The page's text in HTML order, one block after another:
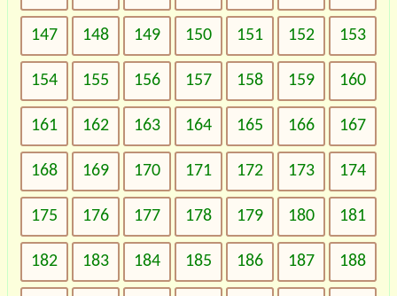
147 148 149 150 151 152 153
154 155 156 157 158 159 160
161 162 163 164 165 166 167
168 169 170 171 172 173 174
175 176 177 178 179 180 181
182 183 184 185 186 187 188